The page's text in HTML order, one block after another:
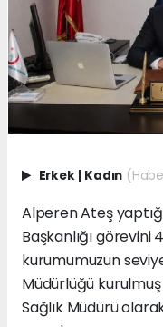
Erkek | Kadın
Alperen Ateş
Başkanlığı
kurumumuzun
Müdürlüğü
Sağlık Müdürü